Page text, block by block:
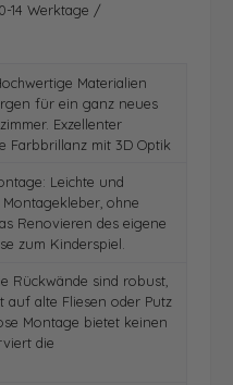
14 Werktage /
Materialien
für ein ganz neues
Exzellenter
Farbbrillanz mit 3D Optik
Leichte und
ohne
Renovieren des eigene
zum Kinderspiel.
Rückwände sind robust,
auf alte Fliesen oder Putz
Montage bietet keinen
die